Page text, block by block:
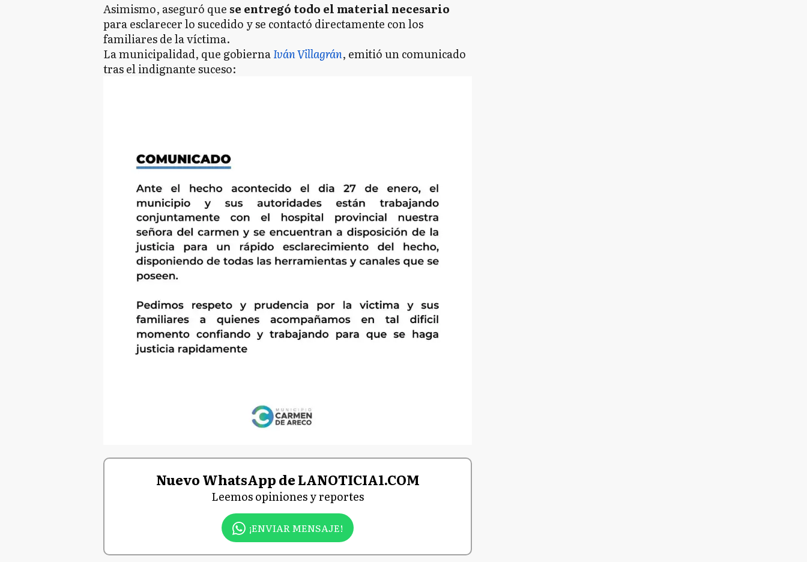
Asimismo, aseguró que se entregó todo el material necesario
para esclarecer lo sucedido y se contactó directamente con los
familiares de la víctima.
La municipalidad, que gobiernaIván Villagrán, emitió un comunicado
tras el indignante suceso:
Nuevo WhatsApp de LANOTICIA1.COM
Leemos opiniones y reportes
¡ENVIAR MENSAJE!